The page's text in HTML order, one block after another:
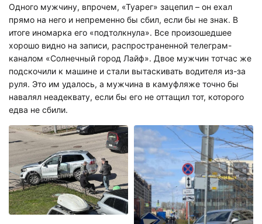
Одного мужчину, впрочем, «Туарег» зацепил – он ехал
прямо на него и непременно бы сбил, если бы не знак. В
итоге иномарка его «подтолкнула». Все произошедшее
хорошо видно на записи, распространенной телеграм-
каналом «Солнечный город Лайф». Двое мужчин тотчас же
подскочили к машине и стали вытаскивать водителя из-за
руля. Это им удалось, а мужчина в камуфляже точно бы
навалял неадеквату, если бы его не оттащил тот, которого
едва не сбили.